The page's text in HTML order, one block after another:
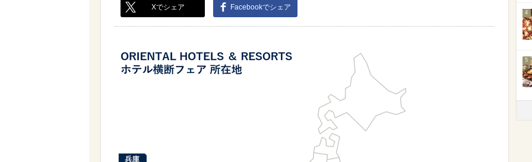
Xでシェア Facebookでシェア
4
5